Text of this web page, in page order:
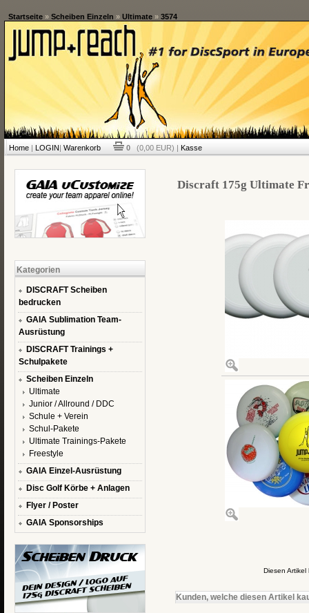
Startseite» Scheiben Einzeln » Ultimate» 3574
Home| LOGIN| Warenkorb 0 (0,00 EUR) | Kasse
Kategorien
DISCRAFT Scheiben
bedrucken
GAIA Sublimation Team-
Ausrüstung
DISCRAFT Trainings +
Schulpakete
Scheiben Einzeln
Ultimate
Junior / Allround / DDC
Schule + Verein
Schul-Pakete
Ultimate Trainings-Pakete
Freestyle
GAIA Einzel-Ausrüstung
Disc Golf Körbe + Anlagen
Flyer / Poster
GAIA Sponsorships
Discraft 175g Ultimate
Diesen
Kunden, welche diesen Artikel